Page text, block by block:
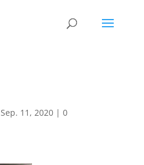
Sep. 11, 2020| 0